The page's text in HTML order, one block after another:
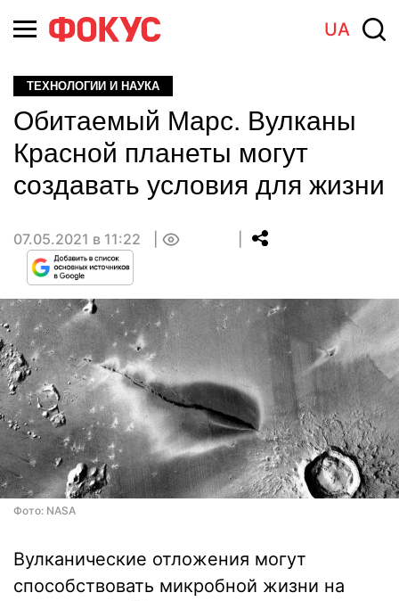
UA
ТЕХНОЛОГИИ И НАУКА
Обитаемый Марс. Вулканы
Красной планеты могут
создавать условия для жизни
07.05.2021 в 11:22
Фото: NASA
Вулканические отложения могут
способствовать микробной жизни на